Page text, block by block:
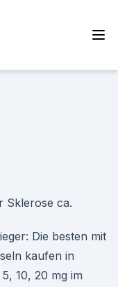
Sklerose ca.
Die besten mit
kaufen in
10, 20 mg im